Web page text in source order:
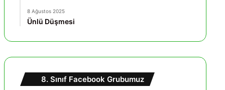
8 Ağustos 2025
Ünlü Düşmesi
8. Sınıf Facebook Grubumuz